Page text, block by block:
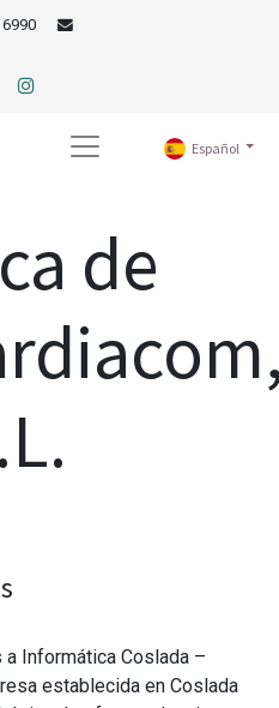
Español
de
Informática Coslada –
establecida en Coslada